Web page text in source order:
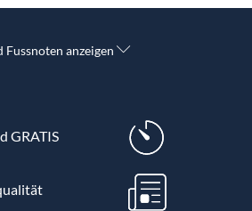
Fussnoten anzeigen
GRATIS